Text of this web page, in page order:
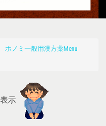
ホノミ一般用漢方薬Menu
示